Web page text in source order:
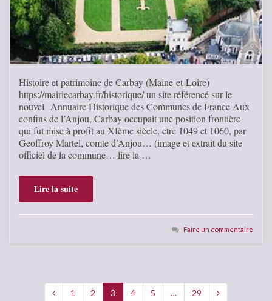
Histoire et patrimoine de Carbay (Maine-et-Loire)
https://mairiecarbay.fr/historique/ un site référencé sur le
nouvel Annuaire Historique des Communes de France Aux
confins de l’Anjou, Carbay occupait une position frontière
qui fut mise à profit au XIème siècle, etre 1049 et 1060, par
Geoffroy Martel, comte d’Anjou… (image et extrait du site
officiel de la commune… lire la …
Lire la suite
Faire un commentaire
1 2 3 4 5 … 29